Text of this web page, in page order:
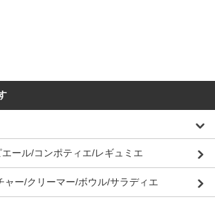
ール/コンポティエ/レギュミエ
ャー/クリーマー/ボウル/サラディエ